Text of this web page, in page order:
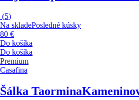
(5)
Na skladePosledné kúsky
80 €
Do košíka
Do košíka
Premium
Casafina
Šálka Taormina